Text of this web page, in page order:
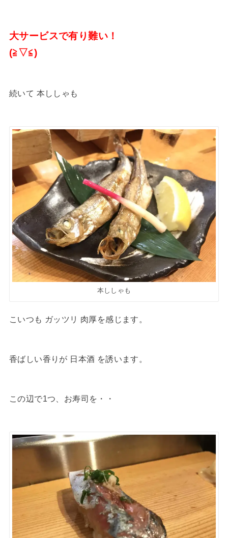
大サービスで有り難い！
(≧▽≦)
続いて 本ししゃも
本ししゃも
こいつも ガッツリ 肉厚を感じます。
香ばしい香りが 日本酒 を誘います。
この辺で1つ、お寿司を・・